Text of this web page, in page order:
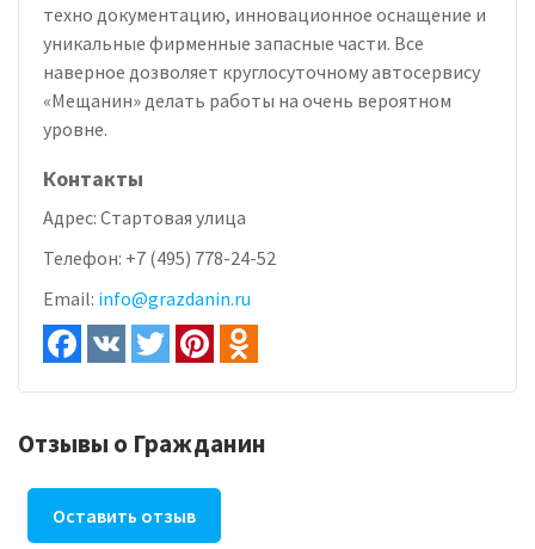
техно документацию, инновационное оснащение и
уникальные фирменные запасные части. Все
наверное дозволяет круглосуточному автосервису
«Мещанин» делать работы на очень вероятном
уровне.
Контакты
Адрес: Стартовая улица
Телефон: +7 (495) 778-24-52
Email: info@grazdanin.ru
Отзывы о Гражданин
Оставить отзыв